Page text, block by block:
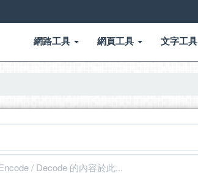
網路工具 網頁工具 文字工具